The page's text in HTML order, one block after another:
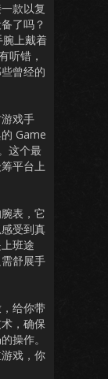
款以复
了吗？
上戴着
听错，
曾经的
戏手
Game
这个最
平台上
表，它
受到真
班途
舒展手
给你带
，确保
操作。
戏，你